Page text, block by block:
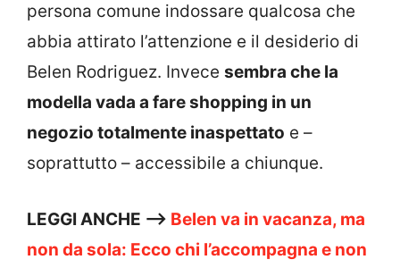
persona comune indossare qualcosa che
abbia attirato l’attenzione e il desiderio di
Belen Rodriguez. Invece sembra che la
modella vada a fare shopping in un
negozio totalmente inaspettato e –
soprattutto – accessibile a chiunque.
LEGGI ANCHE —> Belen va in vacanza, ma
non da sola: Ecco chi l’accompagna e non